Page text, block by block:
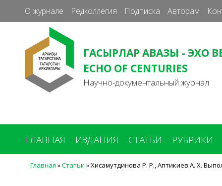
О журнале Редколлегия Подписка Авторам
ГАСЫРЛАР АВАЗЫ - ЭХО
ECHO OF CENTURIES
Научно-документальный журнал
ГЛАВНАЯ ИЗДАНИЯ СТАТЬИ РУБРИКИ
Главная »Статьи »Хисамутдинова Р. Р., Аптикиев А. Х.